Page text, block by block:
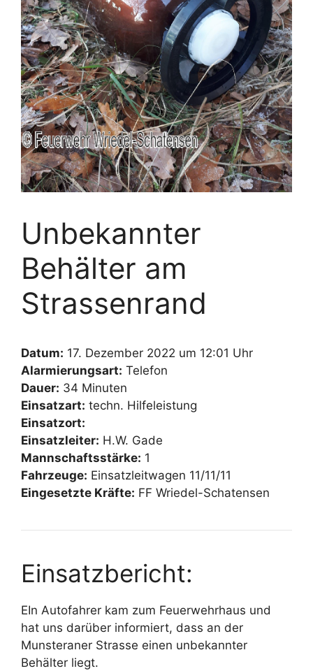
Unbekannter
Behälter am
Strassenrand
Datum: 17. Dezember 2022 um 12:01 Uhr
Alarmierungsart: Telefon
Dauer: 34 Minuten
Einsatzart: techn. Hilfeleistung
Einsatzort:
Einsatzleiter: H.W. Gade
Mannschaftsstärke: 1
Fahrzeuge: Einsatzleitwagen 11/11/11
Eingesetzte Kräfte: FF Wriedel-Schatensen
Einsatzbericht:
EIn Autofahrer kam zum Feuerwehrhaus und
hat uns darüber informiert, dass an der
Munsteraner Strasse einen unbekannter
Behälter liegt.